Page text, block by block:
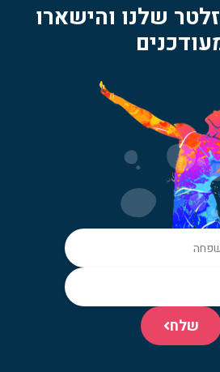
שלנו והישארו
שלח